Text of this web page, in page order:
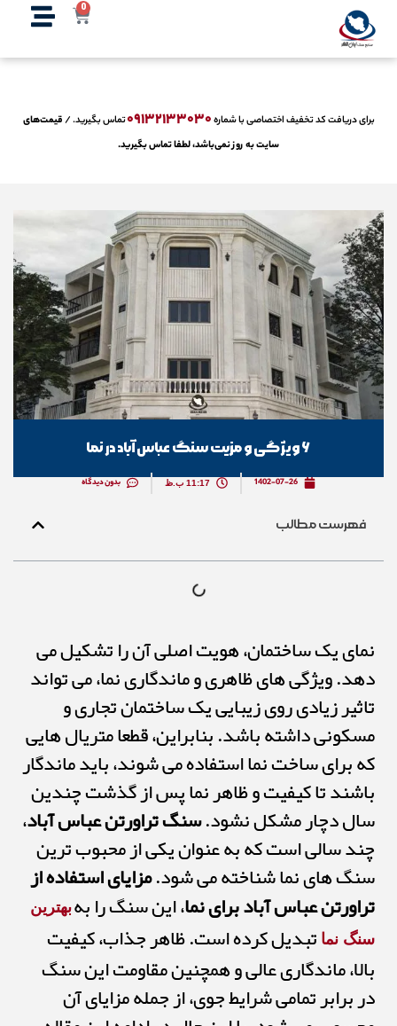
'; } } ?>
0
برای دریافت کد تخفیف اختصاصی با شماره۰۹۱۳۲۱۳۳۰۳۰تماس بگیرید. /قیمت‌های
سایت به روز نمی‌باشد، لطفا تماس بگیرید.
۶ ویژگی و مزیت سنگ عباس آباد در نما
1402-07-26 11:17 ب.ظ بدون دیدگاه
فهرست مطالب
نمای یک ساختمان، هویت اصلی آن را تشکیل می
دهد. ویژگی های ظاهری و ماندگاری نما، می تواند
تاثیر زیادی روی زیبایی یک ساختمان تجاری و
مسکونی داشته باشد. بنابراین، قطعا متریال هایی
که برای ساخت نما استفاده می شوند، باید ماندگار
باشند تا کیفیت و ظاهر نما پس از گذشت چندین
سال دچار مشکل نشود.سنگ تراورتن عباس آباد،
چند سالی است که به عنوان یکی از محبوب ترین
سنگ های نما شناخته می شود.مزایای استفاده از
تراورتن عباس آباد برای نما، این سنگ را بهبهترین
سنگ نما تبدیل کرده است. ظاهر جذاب، کیفیت
بالا، ماندگاری عالی و همچنین مقاومت این سنگ
در برابر تمامی شرایط جوی، از جمله مزایای آن